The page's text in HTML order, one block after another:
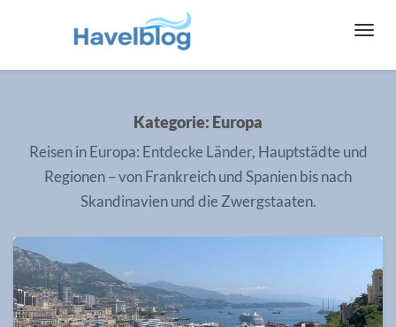
Kategorie: Europa
Reisen in Europa: Entdecke Länder, Hauptstädte und
Regionen – von Frankreich und Spanien bis nach
Skandinavien und die Zwergstaaten.